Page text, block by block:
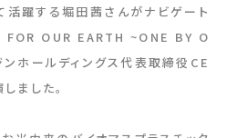
活躍する堀田茜さんがナビゲート
FOR OUR EARTH ~ONE BY O
ンホールディングス代表取締役CE
ました。